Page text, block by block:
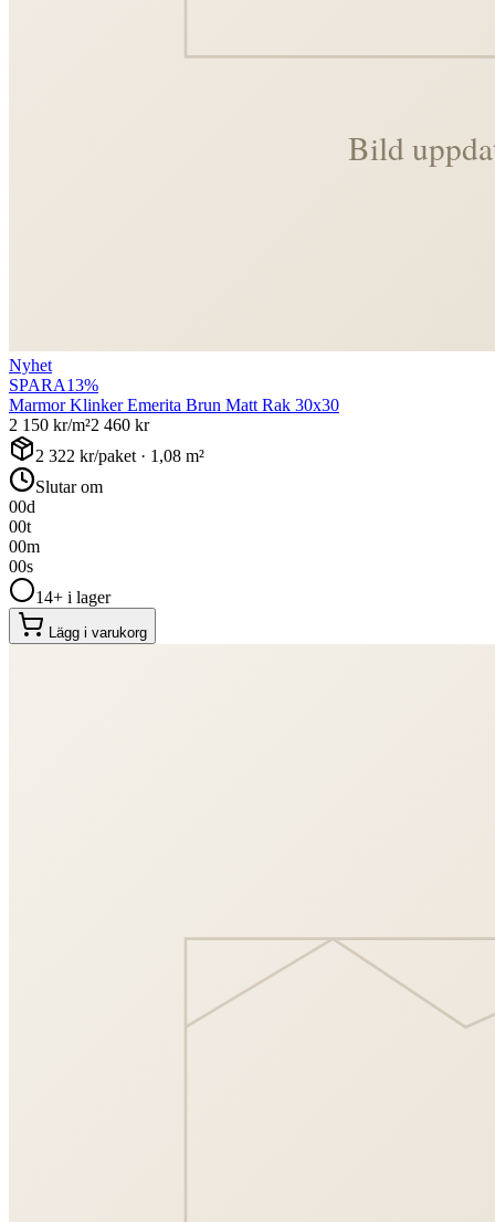
Nyhet
SPARA13%
Marmor Klinker Emerita Brun Matt Rak 30x30
2 150 kr/m²2 460 kr
2 322 kr/paket · 1,08 m²
Slutar om
00d
00t
00m
00s
14+ i lager
Lägg i varukorg